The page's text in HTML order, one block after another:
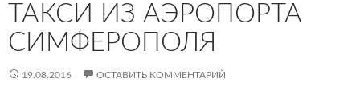
ТАКСИ ИЗ АЭРОПОРТА
СИМФЕРОПОЛЯ
19.08.2016 ОСТАВИТЬ КОММЕНТАРИЙ